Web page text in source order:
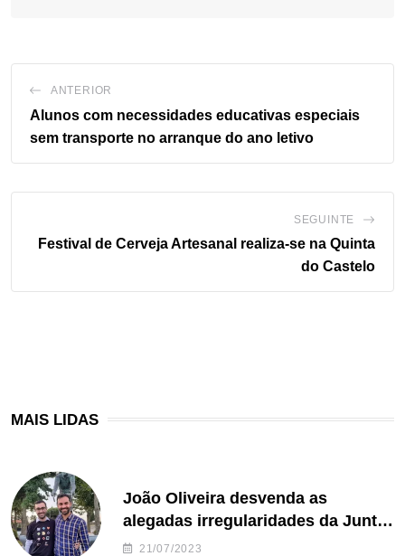
ANTERIOR
Alunos com necessidades educativas especiais
sem transporte no arranque do ano letivo
SEGUINTE
Festival de Cerveja Artesanal realiza-se na Quinta
do Castelo
MAIS LIDAS
João Oliveira desvenda as
alegadas irregularidades da Junta
de Freguesia S. João de Ver
21/07/2023